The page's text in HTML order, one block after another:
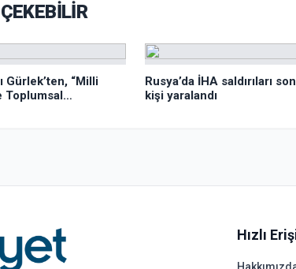
Gürlek’ten, “Milli
Toplumsal
Rusya’da İHA saldırıları
kişi yaralandı
Hızlı